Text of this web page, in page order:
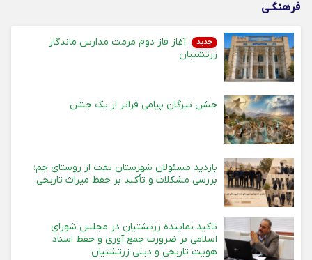
فرهنگـی
جدید
آغاز فاز دوم مرمت مدارس ماندگار
زرتشتیان
جشن تیرگان پیامی فراتر از یک جشن
بازدید مسئولان شهرستان تفت از روستای چم؛
بررسی مشکلات و تأکید بر حفظ میراث تاریخی
تاکید نماینده زرتشتیان در مجلس شورای
اسلامی بر ضرورت جمع آوری و حفظ اسناد
هویت تاریخی و دینی زرتشتیان